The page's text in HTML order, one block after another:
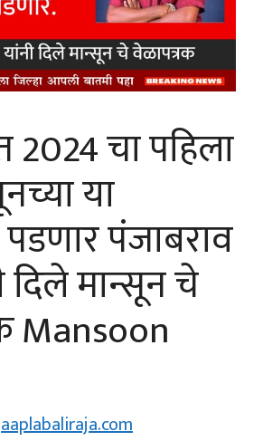
2024 चा पहिला
या
पंजाबराव
मान्सून चे
Mansoon
aaplabaliraja.com